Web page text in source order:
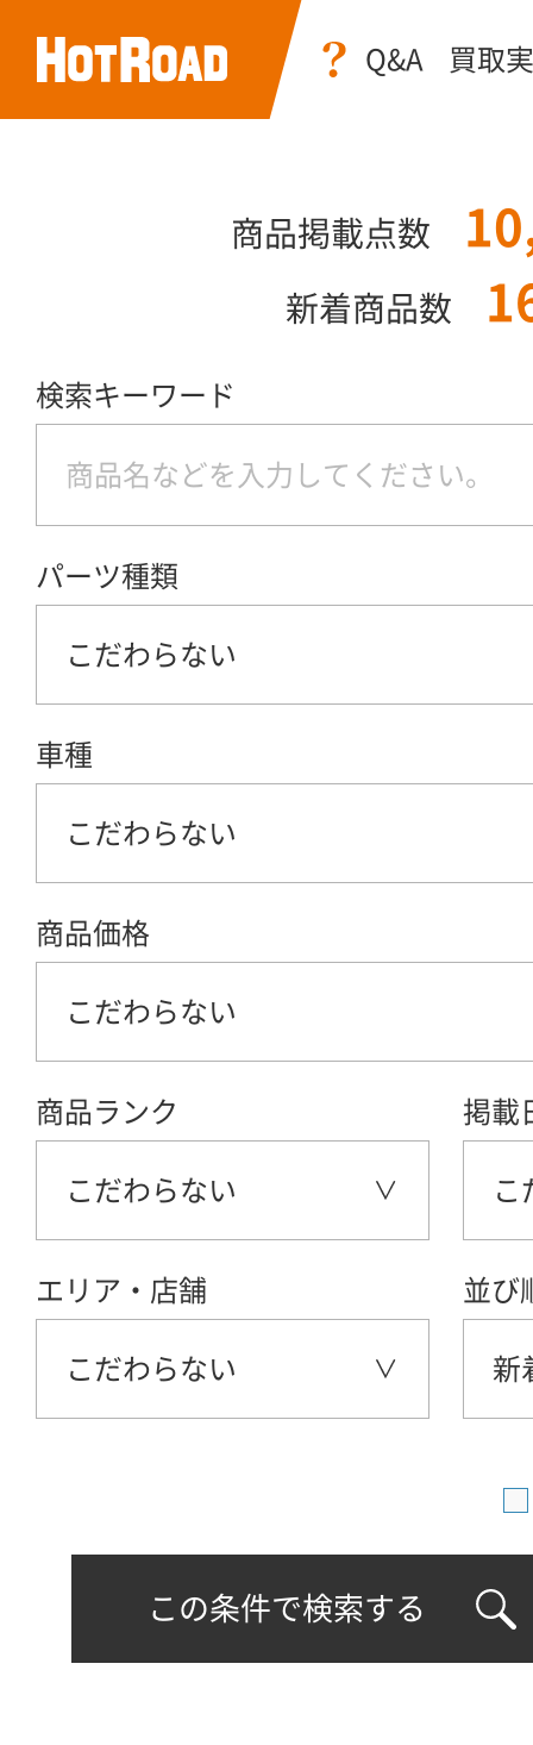
Q&A 買取
商品掲載点数
新着商品数
検索キーワード
パーツ種類
こだわらない
車種
こだわらない
商品価格
こだわらない
商品ランク
こだわらない
掲載
こ
エリア・店舗
こだわらない
並び
新
この条件で検索する